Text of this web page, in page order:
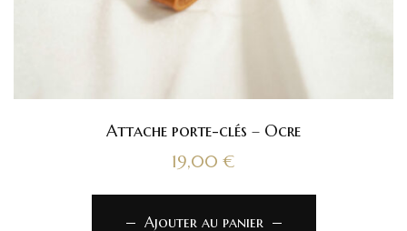
Attache porte-clés – Ocre
19,00 €
Ajouter au panier